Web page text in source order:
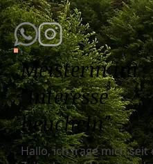
Meisterin im
"Interesse
heucheln"
Hallo, ich frage mich seit